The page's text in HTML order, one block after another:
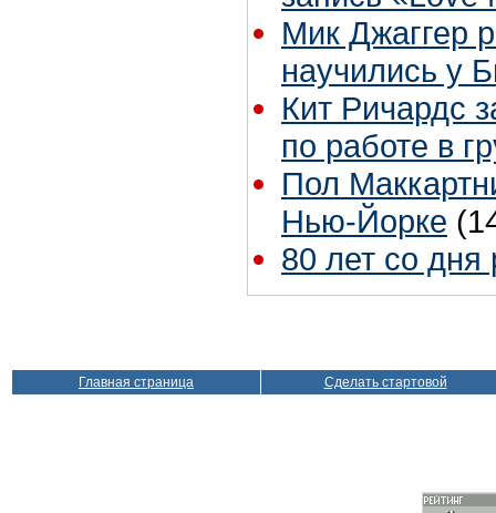
Мик Джаггер
научились у
Кит Ричардс
по работе в
Пол
Нью-Йорке
80 лет со
Главная страница Сделать стартовой